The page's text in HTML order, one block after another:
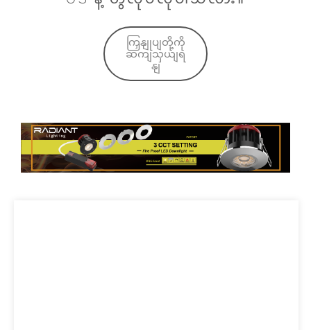
ကြှနျုပျတို့ကို
ဆကျသှယျရ
နျ